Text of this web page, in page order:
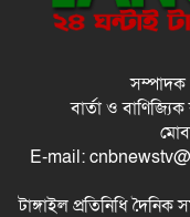
বার্তা ও
E-mail:
টাঙ্গাইল প্রতিনিধি